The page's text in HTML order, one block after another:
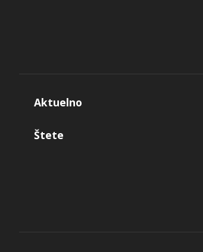
Aktuelno
Štete